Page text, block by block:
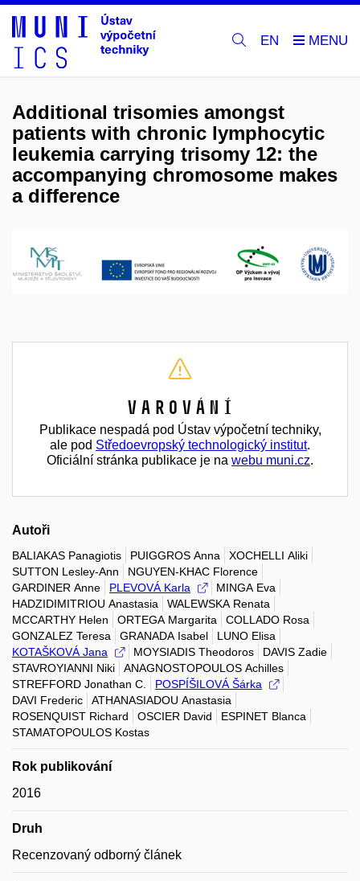
EN
Additional trisomies amongst
patients with chronic lymphocytic
leukemia carrying trisomy 12: the
accompanying chromosome makes
a difference
Varování
Publikace nespadá pod Ústav výpočetní techniky,
ale pod Středoevropský technologický institut.
Oficiální stránka publikace je na webu muni.cz.
Autoři
BALIAKAS Panagiotis PUIGGROS Anna
XOCHELLI Aliki
SUTTON Lesley-Ann
NGUYEN-KHAC Florence
GARDINER Anne
PLEVOVÁ Karla
MINGA Eva
HADZIDIMITRIOU Anastasia
WALEWSKA Renata
MCCARTHY Helen
ORTEGA Margarita
COLLADO Rosa
GONZALEZ Teresa
GRANADA Isabel
LUNO Elisa
KOTAŠKOVÁ Jana
MOYSIADIS Theodoros
DAVIS Zadie
STAVROYIANNI Niki
ANAGNOSTOPOULOS Achilles
STREFFORD Jonathan C.
POSPÍŠILOVÁ Šárka
DAVI Frederic
ATHANASIADOU Anastasia
ROSENQUIST Richard
OSCIER David
ESPINET Blanca
STAMATOPOULOS Kostas
Rok publikování
2016
Druh
Recenzovaný odborný článek